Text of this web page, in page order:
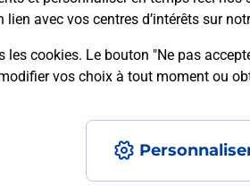
avec vos centres d’intérêts sur
cookies. Le bouton "Ne pas
vos choix à tout moment ou
Accessibilité : partiellement